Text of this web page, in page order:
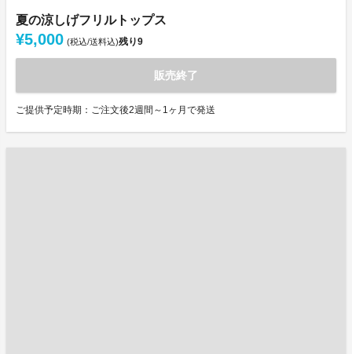
夏の涼しげフリルトップス
¥5,000 (税込/送料込)残り9
販売終了
ご提供予定時期：ご注文後2週間～1ヶ月で発送